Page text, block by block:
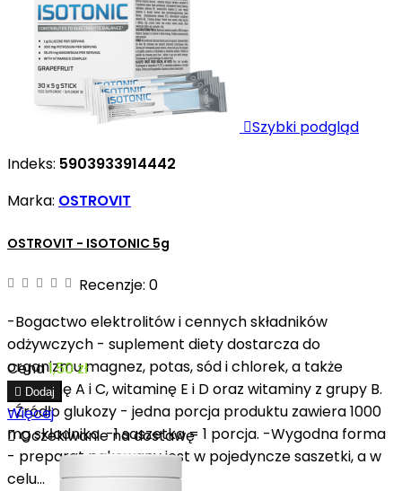
Szybki podgląd
Indeks: 5903933914442
Marka: OSTROVIT
OSTROVIT - ISOTONIC 5g
Recenzje: 0
-Bogactwo elektrolitów i cennych składników
odżywczych - suplement diety dostarcza do
organizmu magnez, potas, sód i chlorek, a także
witaminę A i C, witaminę E i D oraz witaminy z grupy B.
-Źródło glukozy - jedna porcja produktu zawiera 1000
mg składnika. -1 saszetka = 1 porcja. -Wygodna forma
- preparat pakowany jest w pojedyncze saszetki, a w
celu...
Cena1,50 zł
 Dodaj
Więcej
Oczekiwanie na dostawę